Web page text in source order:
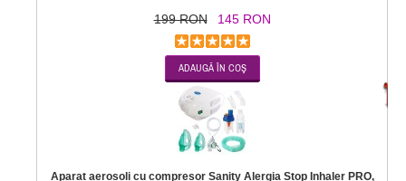
199 RON 145 RON
Aparat aerosoli cu compresor Sanity Alergia Stop Inhaler PRO,